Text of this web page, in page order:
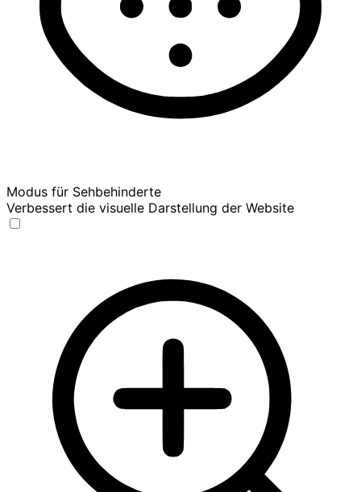
Modus für Sehbehinderte
Verbessert die visuelle Darstellung der Website